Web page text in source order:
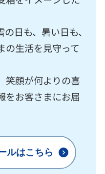
日も、暑い日も、
の生活を見守って
笑顔が何よりの喜
をお客さまにお届
ルはこちら